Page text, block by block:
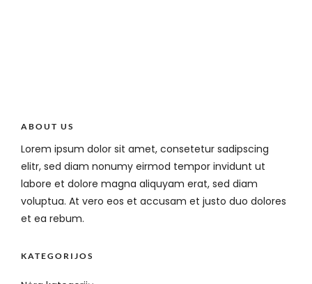
ABOUT US
Lorem ipsum dolor sit amet, consetetur sadipscing
elitr, sed diam nonumy eirmod tempor invidunt ut
labore et dolore magna aliquyam erat, sed diam
voluptua. At vero eos et accusam et justo duo dolores
et ea rebum.
KATEGORIJOS